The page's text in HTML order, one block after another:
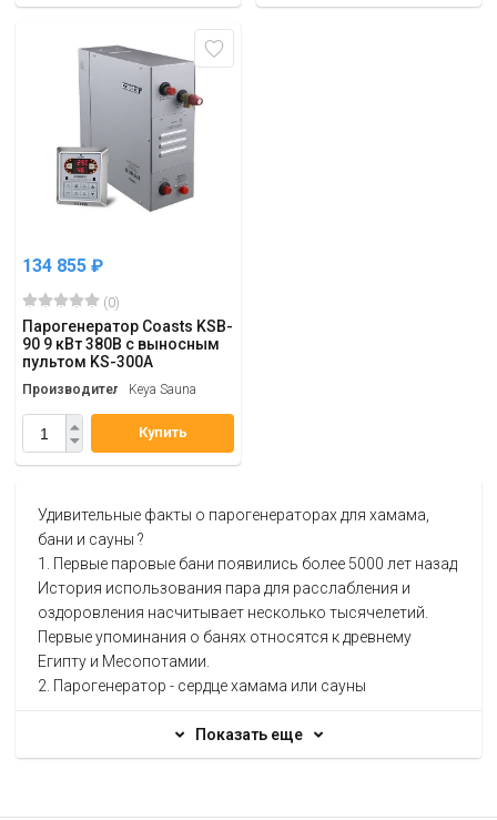
134 855 ₽
(0)
Парогенератор Coasts KSB-
90 9 кВт 380В с выносным
пультом KS-300A
Производитель Keya Sauna
Купить
Удивительные факты о парогенераторах для хамама,
бани и сауны ?
1. Первые паровые бани появились более 5000 лет назад
История использования пара для расслабления и
оздоровления насчитывает несколько тысячелетий.
Первые упоминания о банях относятся к древнему
Египту и Месопотамии.
2. Парогенератор - сердце хамама или сауны
настоящей турецкой бани или финской сауны. Он
обеспечивает равномерное распределение пара и
Показать еще